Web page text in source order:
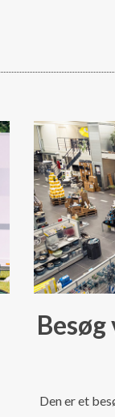
Den er et